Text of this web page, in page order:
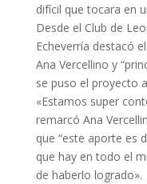
difícil que tocara en
Desde el Club de
Echeverría destacó
Ana Vercellino y
se puso el proyecto
«Estamos super
remarcó Ana
que “este aporte es
que hay en todo el
de haberlo logrado».